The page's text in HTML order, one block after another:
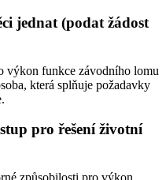
jednat (podat žádost
výkon funkce závodního lomu
která splňuje požadavky
pro řešení životní